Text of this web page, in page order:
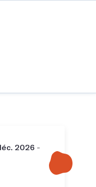
ateliers
2026 -